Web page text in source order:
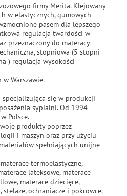
firmy Merita. Klejowany
w elastycznych, gumowych
pasem dla lepszego
regulacja twardości w
przeznaczony do materacy
stopniowa (5 stopni
) regulacja wysokości
w Warszawie.
się w produkcji
sypialni. Od 1994
Polsce.
produkty poprzez
i maszyn oraz przy użyciu
spełniających unijne
termoelastyczne,
lateksowe, materace
materace dziecięce,
ochraniacze i pokrowce.